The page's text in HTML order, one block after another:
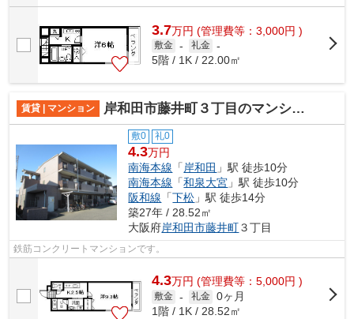
3.7万円 (管理費等：3,000円 )
敷金 - 礼金 -
5階 / 1K / 22.00㎡
賃貸 | マンション 岸和田市藤井町３丁目のマンション
敷0 礼0
4.3万円
南海本線 「 岸和田 」駅 徒歩10分
南海本線 「和泉大宮 」駅 徒歩10分
阪和線 「下松 」駅 徒歩14分
築27年 / 28.52㎡
大阪府岸和田市藤井町３丁目
鉄筋コンクリートマンションです。
4.3万円 (管理費等：5,000円 )
敷金 - 礼金 0ヶ月
1階 / 1K / 28.52㎡